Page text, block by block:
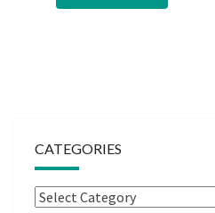
CATEGORIES
Categories